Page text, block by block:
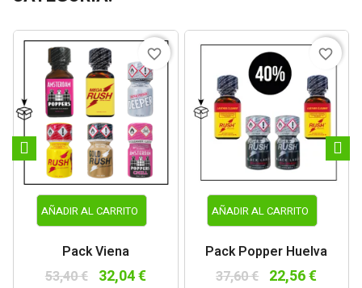
AÑADIR AL CARRITO
Pack Viena
53,40 € 32,04 €
favorite_border
AÑADIR AL CARRITO
Pack Popper Huelva
37,60 € 22,56 €
favorite_border